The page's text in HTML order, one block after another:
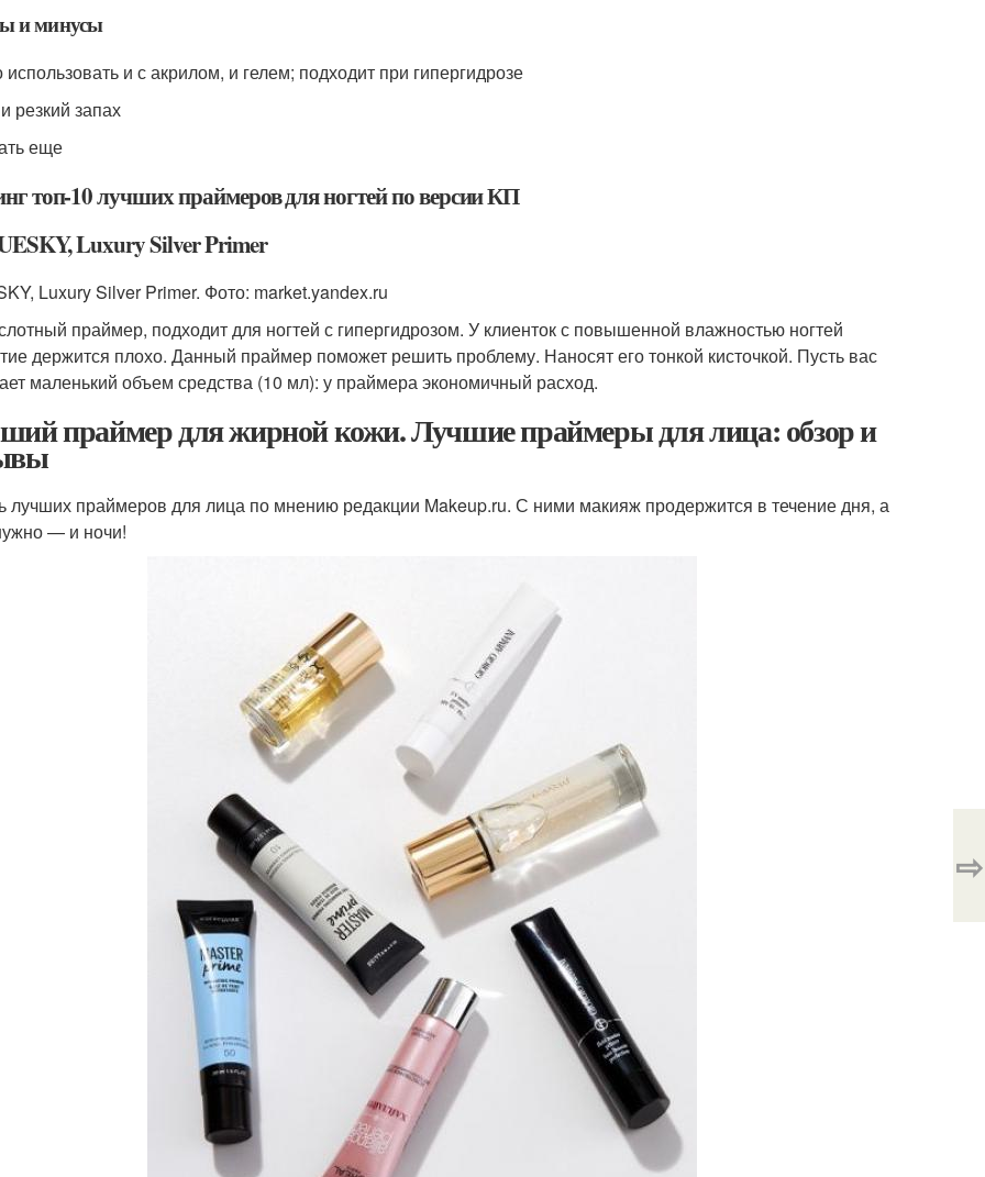
и минусы
и с акрилом, и гелем; подходит при гипергидрозе
резкий запах
еще
топ-10 лучших праймеров для ногтей по версии КП
Luxury Silver Primer
Luxury Silver Primer. Фото: market.yandex.ru
праймер, подходит для ногтей с гипергидрозом. У клиенток с повышенной влажностью ногтей
держится плохо. Данный праймер поможет решить проблему. Наносят его тонкой кисточкой. Пусть вас
маленький объем средства (10 мл): у праймера экономичный расход.
праймер для жирной кожи. Лучшие праймеры для лица: обзор и
лучших праймеров для лица по мнению редакции Makeup.ru. С ними макияж продержится в течение дня, а
— и ночи!
⇨